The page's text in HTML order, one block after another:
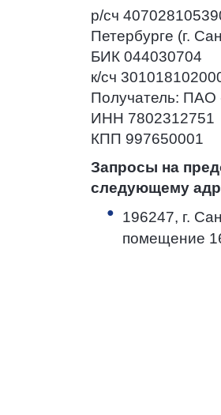
р/сч
Петербурге (г.
БИК 044030704
к/сч
Получатель: ПАО
ИНН 7802312751
КПП 997650001
Запросы на
следующему
196247, г.
помещение